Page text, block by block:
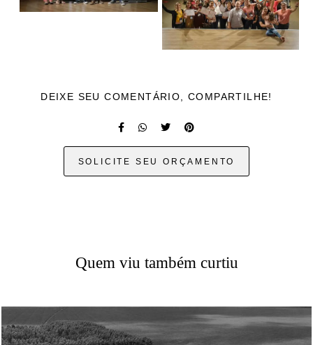
DEIXE SEU COMENTÁRIO, COMPARTILHE!
SOLICITE SEU ORÇAMENTO
Quem viu também curtiu